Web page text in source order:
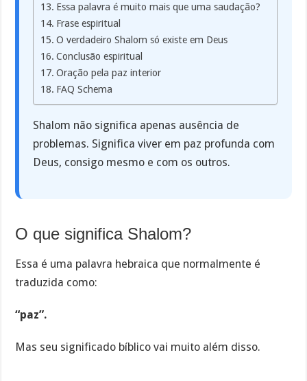
Essa palavra é muito mais que uma saudação?
Frase espiritual
O verdadeiro Shalom só existe em Deus
Conclusão espiritual
Oração pela paz interior
FAQ Schema
Shalom não significa apenas ausência de
problemas. Significa viver em paz profunda com
Deus, consigo mesmo e com os outros.
O que significa Shalom?
Essa é uma palavra hebraica que normalmente é
traduzida como:
“paz”.
Mas seu significado bíblico vai muito além disso.